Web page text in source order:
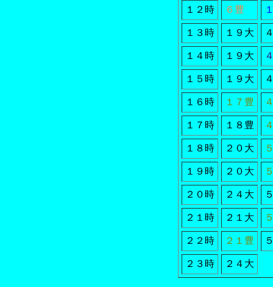
１２時 ６豊
１３時 １９大
１４時 １９大
１５時 １９大
１６時 １７豊
１７時 １８豊
１８時 ２０大
１９時 ２０大
２０時 ２４大
２１時 ２１大
２２時 ２１豊
２３時 ２４大